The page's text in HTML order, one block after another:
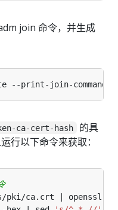
join 命令，并生成
ca-cert-hash
的具
行以下命令来获取：
pki/ca.crt | openssl